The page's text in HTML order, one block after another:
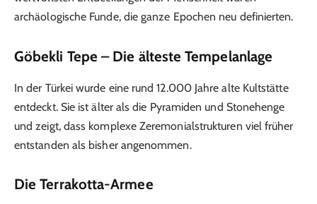
archäologische Funde, die ganze Epochen neu definierten.
Göbekli Tepe – Die älteste Tempelanlage
In der Türkei wurde eine rund 12.000 Jahre alte Kultstätte
entdeckt. Sie ist älter als die Pyramiden und Stonehenge
und zeigt, dass komplexe Zeremonialstrukturen viel früher
entstanden als bisher angenommen.
Die Terrakotta-Armee